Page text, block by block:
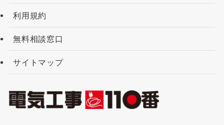
利用規約
無料相談窓口
サイトマップ